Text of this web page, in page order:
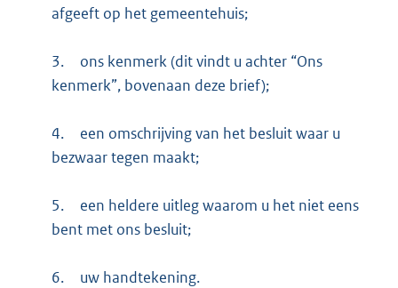
afgeeft op het gemeentehuis;
3.
ons kenmerk (dit vindt u achter “Ons
kenmerk”, bovenaan deze brief);
4.
een omschrijving van het besluit waar u
bezwaar tegen maakt;
5.
een heldere uitleg waarom u het niet eens
bent met ons besluit;
6. uw handtekening.